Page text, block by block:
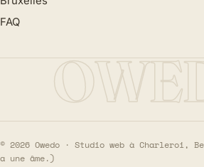
FAQ
© 2026 Owedo · Studio web à Charleroi,
a une âme.)